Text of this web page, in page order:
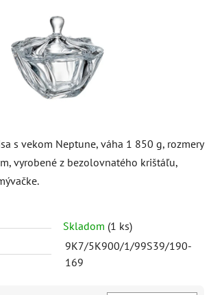
s vekom Neptune, váha 1 850 g, rozmery
vyrobené z bezolovnatého krištáľu,
Skladom (1 ks)
9K7/5K900/1/99S39/190-
169